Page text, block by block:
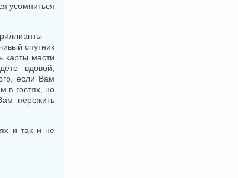
усомниться
—
спутник
карты масти
вдовой,
если Вам
в гостях, но
пережить
и так и не